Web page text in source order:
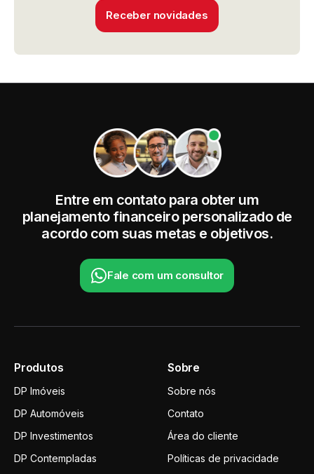
Receber novidades
Entre em contato para obter um
planejamento financeiro personalizado de
acordo com suas metas e objetivos.
Fale com um consultor
Produtos
DP Imóveis
DP Automóveis
DP Investimentos
DP Contempladas
Sobre
Sobre nós
Contato
Área do cliente
Políticas de privacidade